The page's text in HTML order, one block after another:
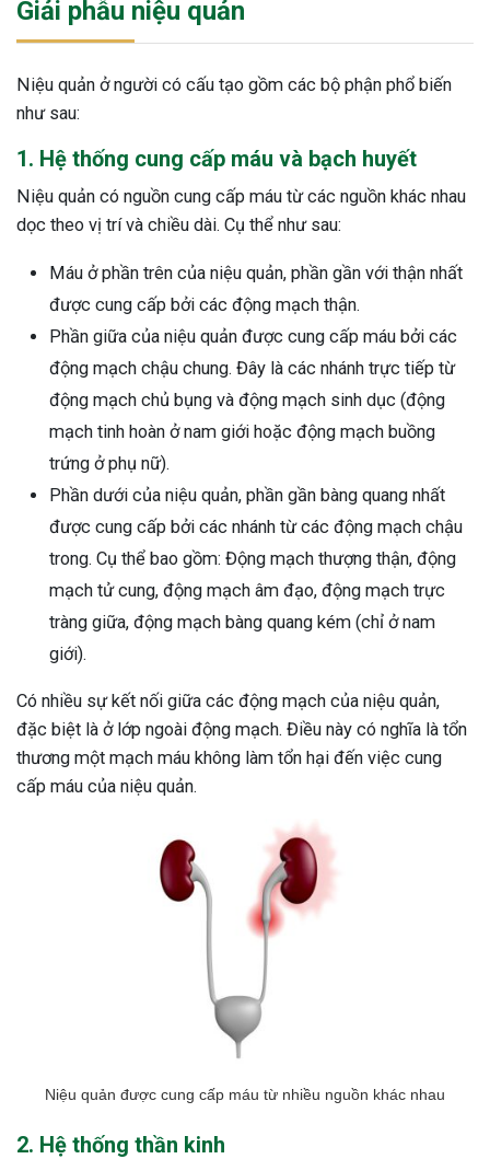
Thông Tin Cần Biết
sau sinh là tình trạng viêm da
phổ biến, khiến đôi bàn tay,
của chị em trở nên khô...
Giải phẫu niệu quản
Niệu quản ở người có cấu tạo gồm các bộ phận phổ biến
như sau:
1. Hệ thống cung cấp máu và bạch huyết
Niệu quản có nguồn cung cấp máu từ các nguồn khác nhau
dọc theo vị trí và chiều dài. Cụ thể như sau:
Máu ở phần trên của niệu quản, phần gần với thận nhất
được cung cấp bởi các động mạch thận.
Phần giữa của niệu quản được cung cấp máu bởi các
động mạch chậu chung. Đây là các nhánh trực tiếp từ
động mạch chủ bụng và động mạch sinh dục (động
mạch tinh hoàn ở nam giới hoặc động mạch buồng
trứng ở phụ nữ).
Phần dưới của niệu quản, phần gần bàng quang nhất
được cung cấp bởi các nhánh từ các động mạch chậu
trong. Cụ thể bao gồm: Động mạch thượng thận, động
mạch tử cung, động mạch âm đạo, động mạch trực
tràng giữa, động mạch bàng quang kém (chỉ ở nam
giới).
Có nhiều sự kết nối giữa các động mạch của niệu quản,
đặc biệt là ở lớp ngoài động mạch. Điều này có nghĩa là tổn
thương một mạch máu không làm tổn hại đến việc cung
cấp máu của niệu quản.
Niệu quản được cung cấp máu từ nhiều nguồn khác nhau
2. Hệ thống thần kinh